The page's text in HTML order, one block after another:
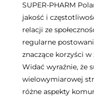
SUPER-PHARM
jakość i
relacji ze
regularne
znaczące korzyści w
Widać wyraźnie, że
wielowymiarowej
różne aspekty